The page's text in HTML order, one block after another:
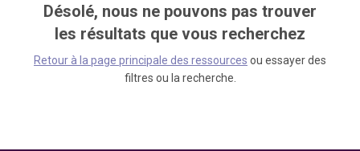
Désolé, nous ne pouvons pas trouver
les résultats que vous recherchez
Retour à la page principale des ressources ou essayer des
filtres ou la recherche.